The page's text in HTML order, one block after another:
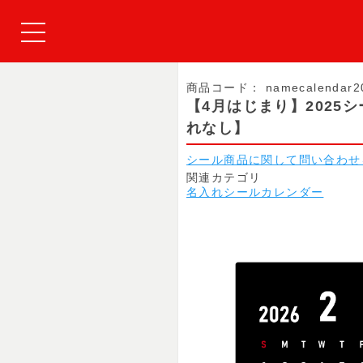
商品コード：
【4月はじまり】2025
れなし】
シール商品に関して問い合わ
関連カテゴリ
名入れシールカレンダー